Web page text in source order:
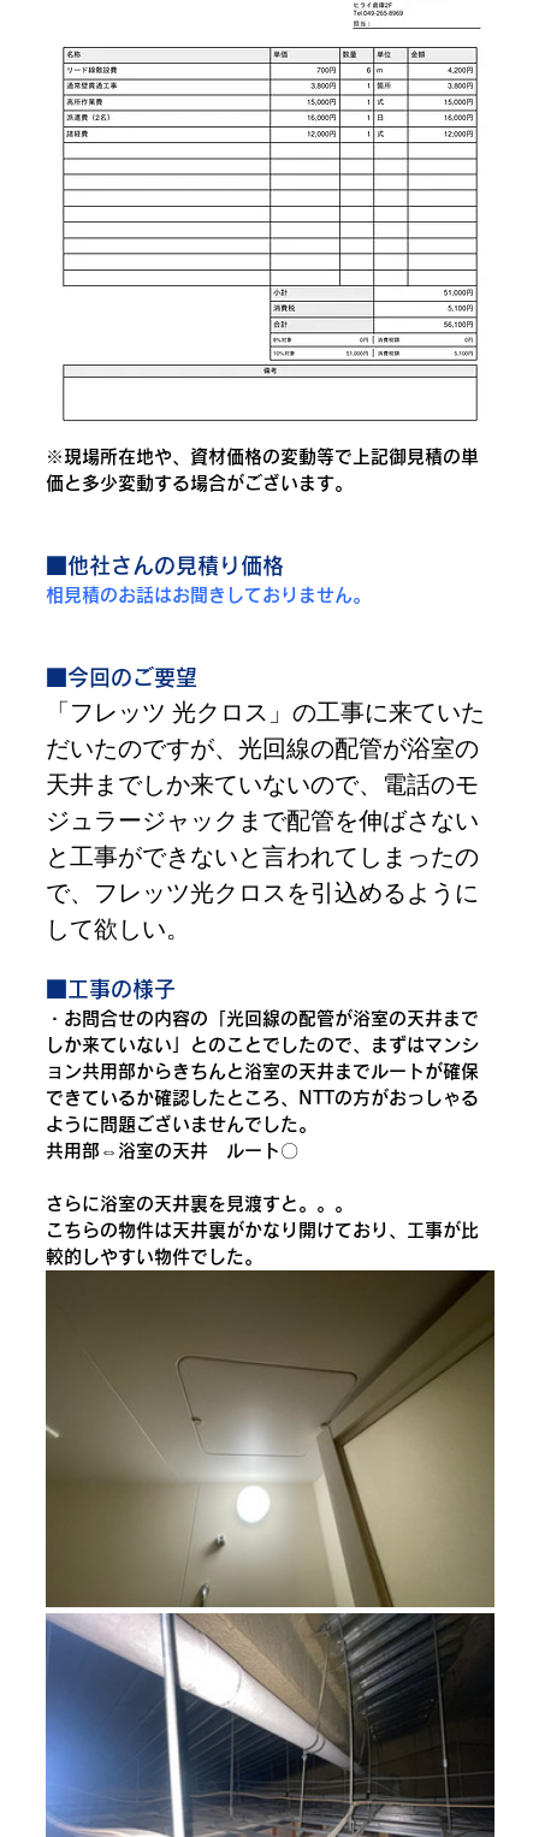
※現場所在地や、資材価格の変動等で上記御見積の単
価と多少変動する場合がございます。
■他社さんの見積り価格
相見積のお話はお聞きしておりません。
■今回のご要望
「フレッツ 光クロス」の工事に来ていた
だいたのですが、光回線の配管が浴室の
天井までしか来ていないので、電話のモ
ジュラージャックまで配管を伸ばさない
と工事ができないと言われてしまったの
で、フレッツ光クロスを引込めるように
して欲しい。
■工事の様子
・お問合せの内容の「光回線の配管が浴室の天井まで
しか来ていない」とのことでしたので、まずはマンシ
ョン共用部からきちんと浴室の天井までルートが確保
できているか確認したところ、NTTの方がおっしゃる
ように問題ございませんでした。
共用部⇔浴室の天井　ルート〇
さらに浴室の天井裏を見渡すと。。。
こちらの物件は天井裏がかなり開けており、工事が比
較的しやすい物件でした。